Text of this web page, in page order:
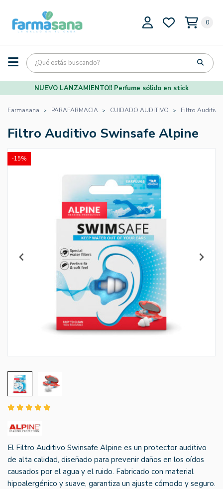
0
NUEVO LANZAMIENTO!! Perfume sólido en stick
Farmasana PARAFARMACIA CUIDADO AUDITIVO Filtro Auditivo
Filtro Auditivo Swinsafe Alpine
-15%
El Filtro Auditivo Swinsafe Alpine es un protector auditivo
de alta calidad, diseñado para prevenir daños en los oídos
causados por el agua y el ruido. Fabricado con material
hipoalergénico y suave, garantiza un ajuste cómodo y seguro.